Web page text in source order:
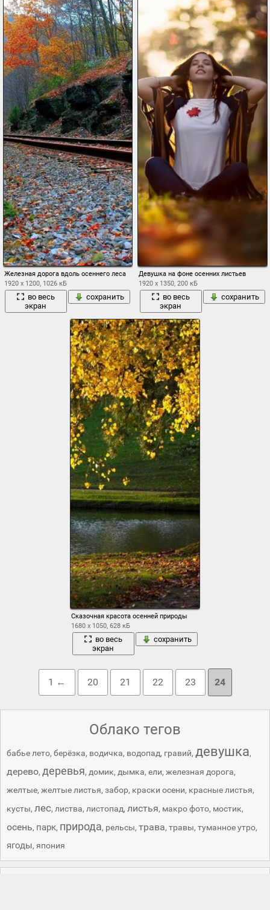
Железная дорога вдоль осеннего леса
1920 x 1200, 1026 кБ
во весь
экран
сохранить
Девушка на фоне осенних листьев
1920 x 1350, 200 кБ
во весь
экран
сохранить
Сказочная красота осенней природы
1680 x 1050, 628 кБ
во весь
экран
сохранить
1 ← 20 21 22 23 24
Облако тегов
бабье лето, берёзка, водичка, водопад, гравий, девушка,
дерево, деревья, домик, дымка, ели, железная дорога,
желтые, желтые листья, забор, краски осени, красные листья,
кусты, лес, листва, листопад, листья, макро фото, мостик,
осень, парк, природа, рельсы, трава, травы, туманное утро,
ягоды, япония